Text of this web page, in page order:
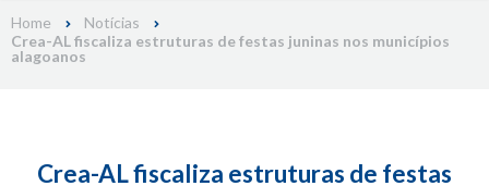
Home
Notícias
Crea-AL fiscaliza estruturas de festas juninas nos municípios
alagoanos
Crea-AL fiscaliza estruturas de festas